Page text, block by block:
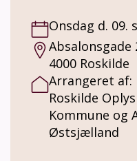
Onsdag d. 09.
Absalonsgade
4000 Roskilde
Arrangeret af:
Roskilde
Kommune og
Østsjælland